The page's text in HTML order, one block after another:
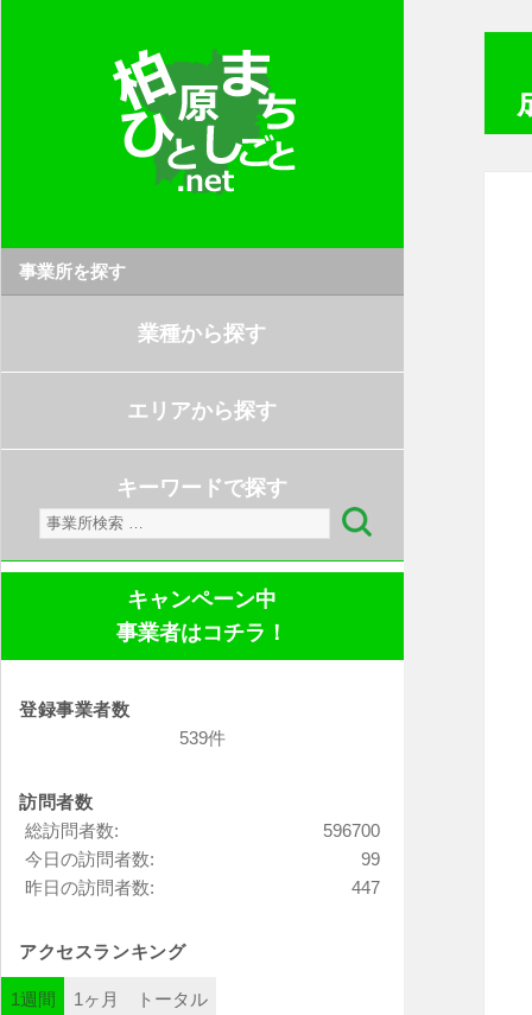
事業所を探す
業種から探す
エリアから探す
キーワードで探す
検
索:
キャンペーン中
事業者はコチラ！
登録事業者数
539件
訪問者数
596700
総訪問者数:
99
今日の訪問者数:
447
昨日の訪問者数:
アクセスランキング
1週間 1ヶ月 トータル